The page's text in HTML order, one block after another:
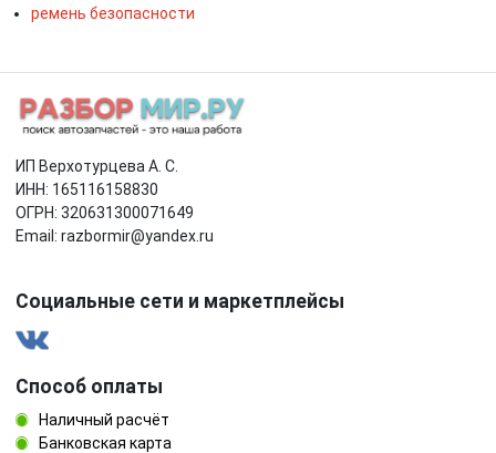
ремень безопасности
ИП Верхотурцева А. С.
ИНН: 165116158830
ОГРН: 320631300071649
Email: razbormir@yandex.ru
Социальные сети и маркетплейсы
Способ оплаты
Наличный расчёт
Банковская карта